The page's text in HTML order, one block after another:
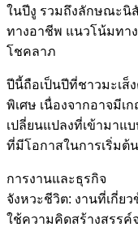
ในปีงู รวมถึงลักษณะนิ
ทางอาชีพ แนวโน้มทาง
โชคลาภ
ปีนี้ถือเป็นปีที่ชาวมะเส็ง
พิเศษ เนื่องจากอาจมีเ
เปลี่ยนแปลงที่เข้ามาแ
ที่มีโอกาสในการเริ่มต้
การงานและธุรกิจ
จังหวะชีวิต: งานที่เกี่ย
ใช้ความคิดสร้างสรรค์